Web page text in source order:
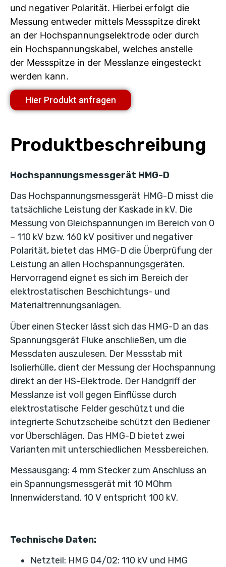
und negativer Polarität. Hierbei erfolgt die
Messung entweder mittels Messspitze direkt
an der Hochspannungselektrode oder durch
ein Hochspannungskabel, welches anstelle
der Messspitze in der Messlanze eingesteckt
werden kann.
Hier Produkt anfragen
Produktbeschreibung
Hochspannungsmessgerät HMG-D
Das Hochspannungsmessgerät HMG-D misst die
tatsächliche Leistung der Kaskade in kV. Die
Messung von Gleichspannungen im Bereich von 0
– 110 kV bzw. 160 kV positiver und negativer
Polarität, bietet das HMG-D die Überprüfung der
Leistung an allen Hochspannungsgeräten.
Hervorragend eignet es sich im Bereich der
elektrostatischen Beschichtungs- und
Materialtrennungsanlagen.
Über einen Stecker lässt sich das HMG-D an das
Spannungsgerät Fluke anschließen, um die
Messdaten auszulesen. Der Messstab mit
Isolierhülle, dient der Messung der Hochspannung
direkt an der HS-Elektrode. Der Handgriff der
Messlanze ist voll gegen Einflüsse durch
elektrostatische Felder geschützt und die
integrierte Schutzscheibe schützt den Bediener
vor Überschlägen. Das HMG-D bietet zwei
Varianten mit unterschiedlichen Messbereichen.
Messausgang: 4 mm Stecker zum Anschluss an
ein Spannungsmessgerät mit 10 MOhm
Innenwiderstand. 10 V entspricht 100 kV.
Technische Daten:
Netzteil: HMG 04/02: 110 kV und HMG